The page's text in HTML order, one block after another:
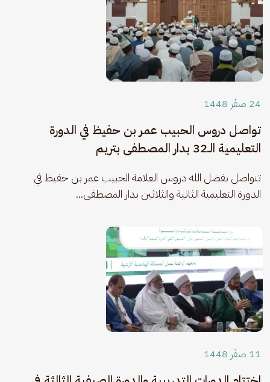
24 صفَر 1448
تواصل دروس الحبيب عمر بن حفيظ في الدورة
التعليمية الـ32 بدار المصطفى بتريم
​تتواصل بفضل الله دروس العلامة الحبيب عمر بن حفيظ في
الدورة التعليمية الثانية والثلاثين بدار المصطفى...
11 صفَر 1448